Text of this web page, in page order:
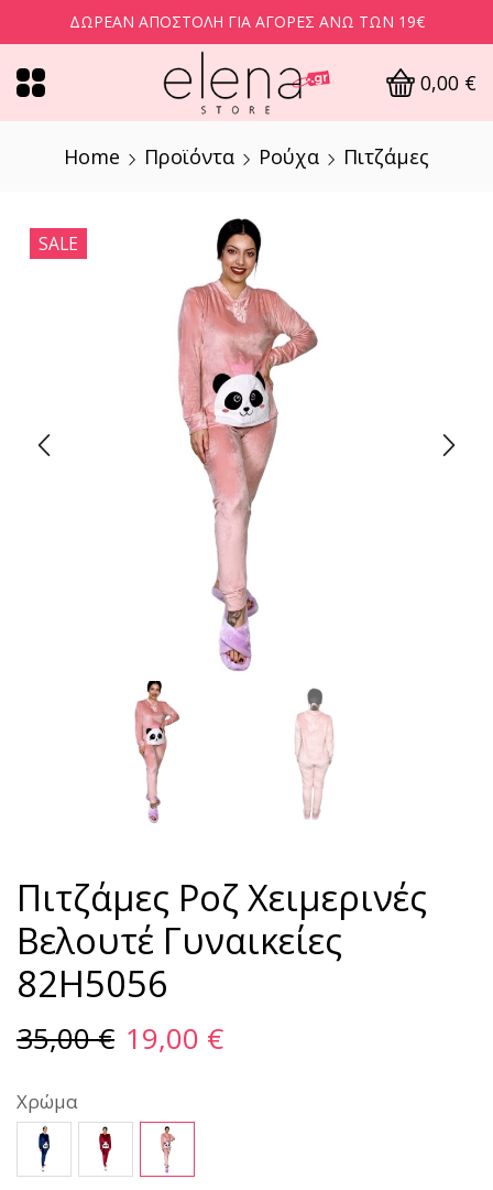
ΔΩΡΕΆΝ ΑΠΟΣΤΟΛΉ ΓΙΑ ΑΓΟΡΈΣ ΆΝΩ ΤΩΝ 19€
0,00 €
Home Προϊόντα Ρούχα Πιτζάμες
SALE
Πιτζάμες Ροζ Χειμερινές
Βελουτέ Γυναικείες
82H5056
35,00€ 19,00 €
Χρώμα